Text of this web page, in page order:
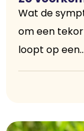
Wat de
om een
loopt op een...